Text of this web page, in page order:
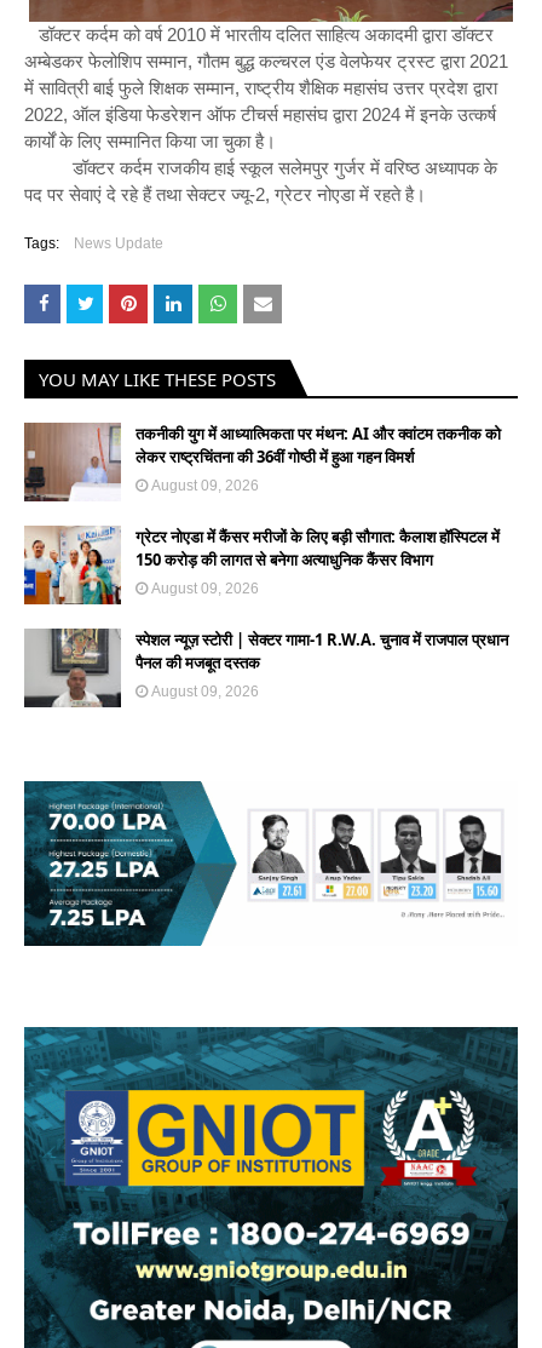
डॉक्टर कर्दम को वर्ष 2010 में भारतीय दलित साहित्य अकादमी द्वारा डॉक्टर
अम्बेडकर फेलोशिप सम्मान, गौतम बुद्ध कल्चरल एंड वेलफेयर ट्रस्ट द्वारा 2021
में सावित्री बाई फुले शिक्षक सम्मान, राष्ट्रीय शैक्षिक महासंघ उत्तर प्रदेश द्वारा
2022, ऑल इंडिया फेडरेशन ऑफ टीचर्स महासंघ द्वारा 2024 में इनके उत्कर्ष
कार्यों के लिए सम्मानित किया जा चुका है।
डॉक्टर कर्दम राजकीय हाई स्कूल सलेमपुर गुर्जर में वरिष्ठ अध्यापक के
पद पर सेवाएं दे रहे हैं तथा सेक्टर ज्यू-2, ग्रेटर नोएडा में रहते है।
Tags: News Update
YOU MAY LIKE THESE POSTS
तकनीकी युग में आध्यात्मिकता पर मंथन: AI और क्वांटम तकनीक को
लेकर राष्ट्रचिंतना की 36वीं गोष्ठी में हुआ गहन विमर्श
August 09, 2026
ग्रेटर नोएडा में कैंसर मरीजों के लिए बड़ी सौगात: कैलाश हॉस्पिटल में
150 करोड़ की लागत से बनेगा अत्याधुनिक कैंसर विभाग
August 09, 2026
स्पेशल न्यूज़ स्टोरी | सेक्टर गामा-1 R.W.A. चुनाव में राजपाल प्रधान
पैनल की मजबूत दस्तक
August 09, 2026